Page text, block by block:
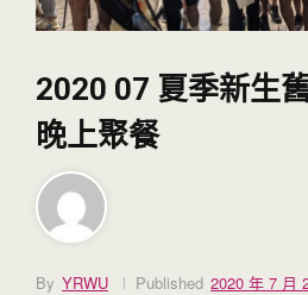
2020 07 夏季新生
晚上聚餐
By YRWU Published 2020 年 7 月